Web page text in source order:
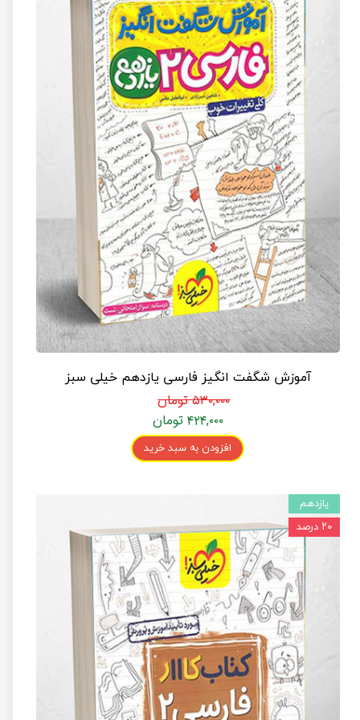
آموزش شگفت انگیز فارسی یازدهم خیلی سبز
۵۳۰,۰۰۰ تومان
۴۲۴,۰۰۰ تومان
افزودن به سبد خرید
یازدهم
۲۰ درصد